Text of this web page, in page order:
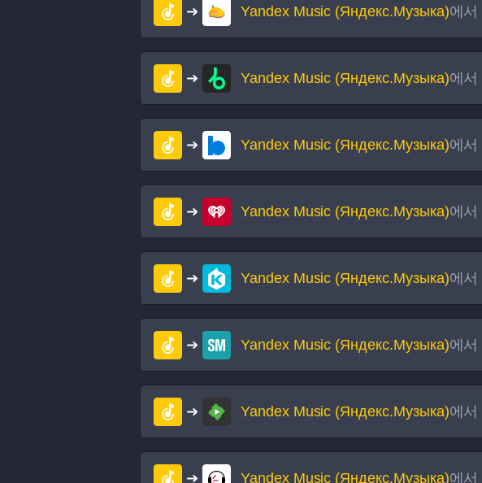
Yandex Music (Яндекс.Музыка)에서
Yandex Music (Яндекс.Музыка)에서
Yandex Music (Яндекс.Музыка)에서
Yandex Music (Яндекс.Музыка)에서
Yandex Music (Яндекс.Музыка)에서
Yandex Music (Яндекс.Музыка)에서
Yandex Music (Яндекс.Музыка)에서
Yandex Music (Яндекс.Музыка)에서